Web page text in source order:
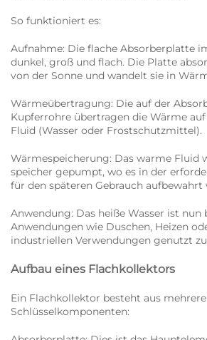
So funktioniert es:
Aufnahme: Die flache Absorberplatte
dunkel, groß und flach. Die Platte
von der Sonne und wandelt sie in
Wärmeübertragung: Die auf der
Kupferrohre übertragen die Wärme
Fluid (Wasser oder Frostschutzmittel).
Wärmespeicherung: Das warme Fluid
speicher gepumpt, wo es in der
für den späteren Gebrauch aufbewahrt
Anwendung: Das heiße Wasser ist
Anwendungen wie Duschen, Heizen
industriellen Verwendungen genutzt
Aufbau eines Flachkollektors
Ein Flachkollektor besteht aus
Schlüsselkomponenten: